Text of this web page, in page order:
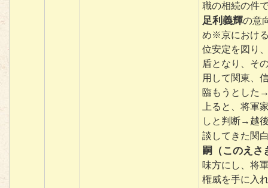
職の相続の件
足利義輝の意
め※京におけ
位安定を図り
盾となり、そ
用して関東、
臨もうとした
上ると、将軍
しと判断→越
談してきた関
嗣（このえさ
味方にし、将
権威を手に入